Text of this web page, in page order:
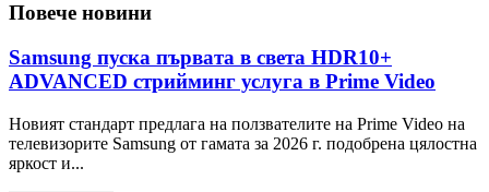
Повече новини
Samsung пуска първата в света HDR10+
ADVANCED стрийминг услуга в Prime Video
Новият стандарт предлага на ползвателите на Prime Video на
телевизорите Samsung от гамата за 2026 г. подобрена цялостна
яркост и...